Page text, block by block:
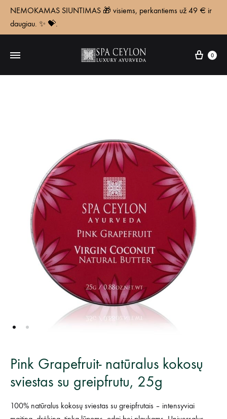
NEMOKAMAS SIUNTIMAS 🎁 visiems, perkantiems už 49 € ir
daugiau. ✨ 💝.
0
Pink Grapefruit- natūralus kokosų
sviestas su greipfrutu, 25g
100% natūralus kokosų sviestas su greipfrutais – intensyviai